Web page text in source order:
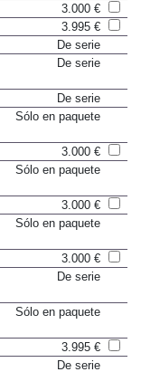
1.000 €
3.000 €
3.995 €
De serie
De serie
3.000 €
3.000 €
3.000 €
3.995 €